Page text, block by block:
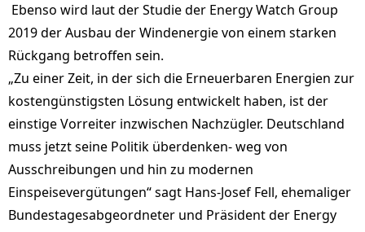
Ebenso wird laut der Studie der Energy Watch Group
2019 der Ausbau der Windenergie von einem starken
Rückgang betroffen sein.
„Zu einer Zeit, in der sich die Erneuerbaren Energien zur
kostengünstigsten Lösung entwickelt haben, ist der
einstige Vorreiter inzwischen Nachzügler. Deutschland
muss jetzt seine Politik überdenken- weg von
Ausschreibungen und hin zu modernen
Einspeisevergütungen“ sagt Hans-Josef Fell, ehemaliger
Bundestagesabgeordneter und Präsident der Energy